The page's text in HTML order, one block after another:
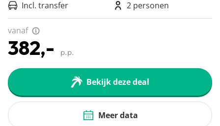
Incl. transfer
2 personen
vanaf
382,- p.p.
Bekijk deze deal
Meer data